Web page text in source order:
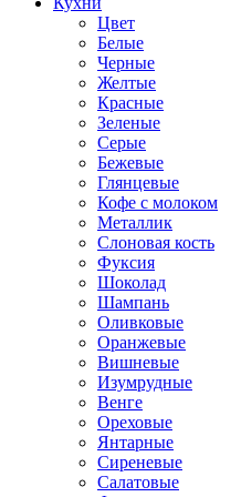
Цвет
Белые
Черные
Желтые
Красные
Зеленые
Серые
Бежевые
Глянцевые
Кофе с молоком
Металлик
Слоновая кость
Фуксия
Шоколад
Шампань
Оливковые
Оранжевые
Вишневые
Изумрудные
Венге
Ореховые
Янтарные
Сиреневые
Салатовые